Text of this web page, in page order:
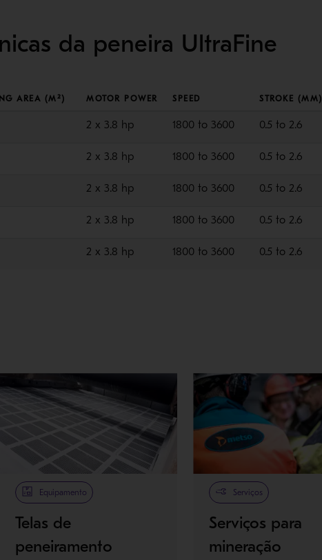
da peneira UltraFine
AREA (M²) MOTOR POWER SPEED STROKE (MM)
2 x 3.8 hp 1800 to 3600 0.5 to 2.6
2 x 3.8 hp 1800 to 3600 0.5 to 2.6
2 x 3.8 hp 1800 to 3600 0.5 to 2.6
2 x 3.8 hp 1800 to 3600 0.5 to 2.6
2 x 3.8 hp 1800 to 3600 0.5 to 2.6
Equipamento
Telas de
peneiramento
Serviços
Serviços para
mineração